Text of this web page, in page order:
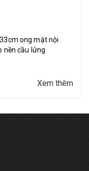
ong mật nội
nền cầu lửng
Xem thêm